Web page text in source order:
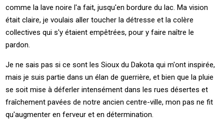
comme la lave noire l'a fait, jusqu'en bordure du lac. Ma vision
était claire, je voulais aller toucher la détresse et la colère
collectives qui s'y étaient empêtrées, pour y faire naître le
pardon.
Je ne sais pas si ce sont les Sioux du Dakota qui m'ont inspirée,
mais je suis partie dans un élan de guerrière, et bien que la pluie
se soit mise à déferler intensément dans les rues désertes et
fraîchement pavées de notre ancien centre-ville, mon pas ne fit
qu'augmenter en ferveur et en détermination.